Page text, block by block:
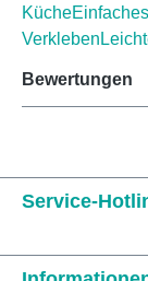
Bewertungen
Service-